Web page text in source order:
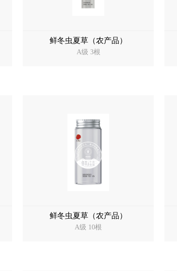
鲜冬虫夏草（农产品）
A级 3根
鲜冬虫夏草（农产品）
A级 10根